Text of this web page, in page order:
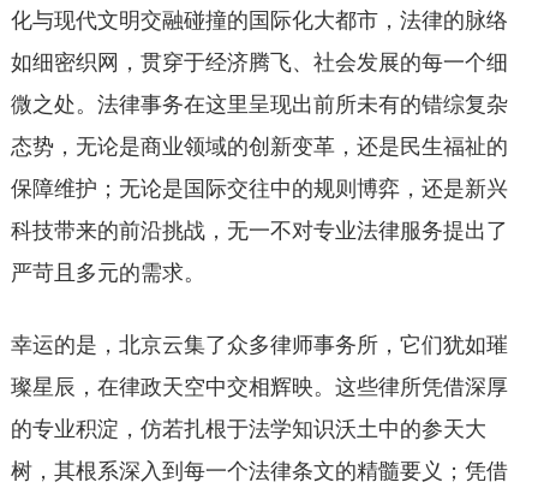
化与现代文明交融碰撞的国际化大都市，法律的脉络
如细密织网，贯穿于经济腾飞、社会发展的每一个细
微之处。法律事务在这里呈现出前所未有的错综复杂
态势，无论是商业领域的创新变革，还是民生福祉的
保障维护；无论是国际交往中的规则博弈，还是新兴
科技带来的前沿挑战，无一不对专业法律服务提出了
严苛且多元的需求。
幸运的是，北京云集了众多律师事务所，它们犹如璀
璨星辰，在律政天空中交相辉映。这些律所凭借深厚
的专业积淀，仿若扎根于法学知识沃土中的参天大
树，其根系深入到每一个法律条文的精髓要义；凭借